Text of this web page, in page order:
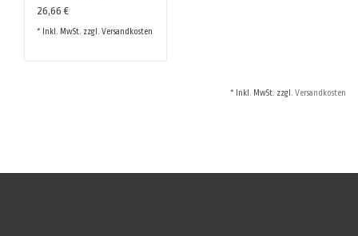
26,66 €
* Inkl. MwSt. zzgl. Versandkosten
* Inkl. MwSt. zzgl. Versandkosten